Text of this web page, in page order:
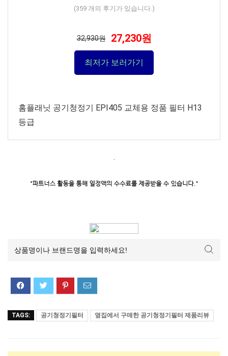
(359개의 후기가 있습니다.)
32,930원 27,230원
최저가 보러가기
홈플래닛 공기청정기 EPI405 교체용 정품 필터 H13
등급
.
TAGS: 공기청정기필터 옆집에서 구매한 공기청정기필터 제품리뷰